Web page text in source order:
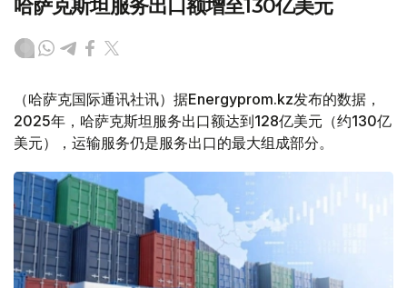
哈萨克斯坦服务出口额增至130亿美元
（哈萨克国际通讯社讯）据Energyprom.kz发布的数据，
2025年，哈萨克斯坦服务出口额达到128亿美元（约130亿
美元），运输服务仍是服务出口的最大组成部分。